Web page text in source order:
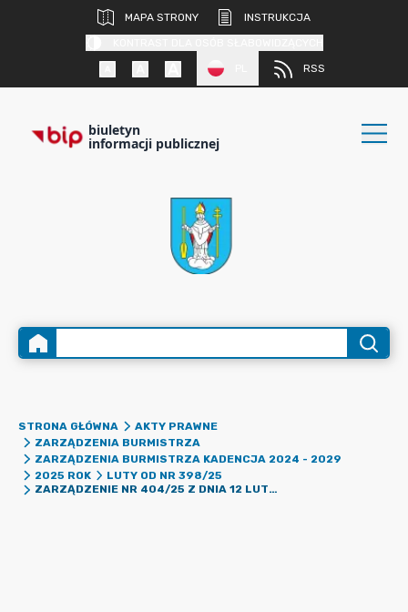
MAPA STRONY
INSTRUKCJA
RSS
biuletyn
informacji publicznej
STRONA GŁÓWNA
AKTY PRAWNE
ZARZĄDZENIA BURMISTRZA
ZARZĄDZENIA BURMISTRZA KADENCJA 2024 - 2029
2025 ROK
LUTY OD NR 398/25
ZARZĄDZENIE NR 404/25 Z DNIA 12 LUTEGO 2025 R. W SPRAWIE PODANIA DO PUBLICZNEJ WIADOMOŚCI WYKAZU NIERUCHOMOŚCI PRZEZNACZONEJ DO ODDANIA W DZIERŻAWĘ NA CZAS OZNACZONY DO LAT TRZECH W DRODZE BEZPRZETARGOWEJ